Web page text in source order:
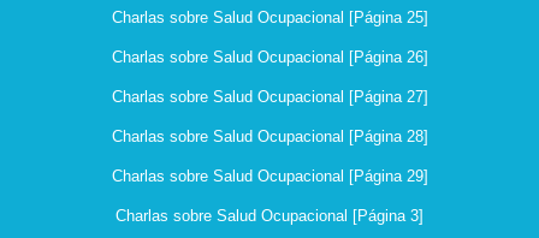
Charlas sobre Salud Ocupacional [Página 25]
Charlas sobre Salud Ocupacional [Página 26]
Charlas sobre Salud Ocupacional [Página 27]
Charlas sobre Salud Ocupacional [Página 28]
Charlas sobre Salud Ocupacional [Página 29]
Charlas sobre Salud Ocupacional [Página 3]